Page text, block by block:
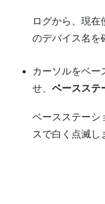
ログから、現在
のデバイス名を
カーソルをベー
せ、ベースステ
ベースステーシ
スで白く点滅し